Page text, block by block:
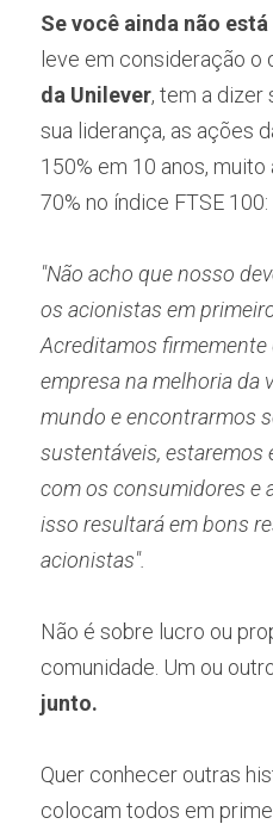
Se você ainda não
leve em consideração o
da Unilever, tem a dizer
sua liderança, as ações
150% em 10 anos,
70% no índice FTSE 100:
"Não acho que nosso
os acionistas em
Acreditamos
empresa na melhoria da
mundo e encontrarmos
sustentáveis, estaremos
com os consumidores e
isso resultará em bons
acionistas".
Não é sobre lucro ou
comunidade. Um ou
junto.
Quer conhecer outras
colocam todos em